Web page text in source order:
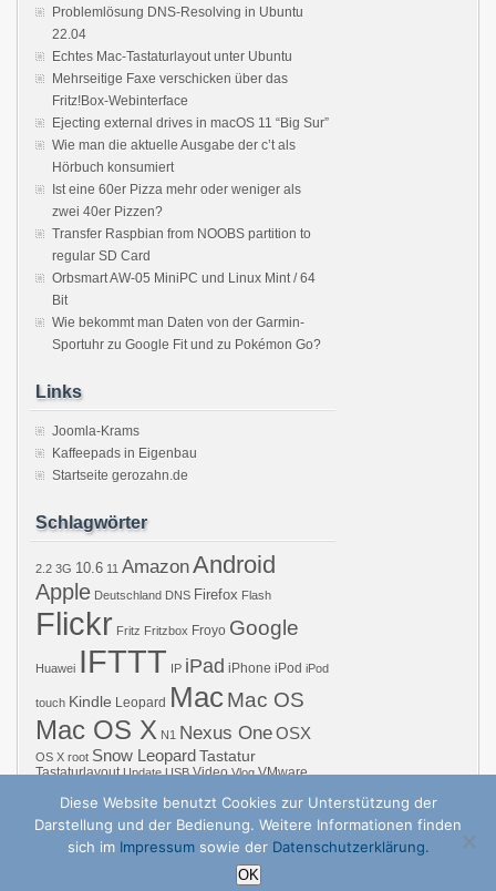
Problemlösung DNS-Resolving in Ubuntu
22.04
Echtes Mac-Tastaturlayout unter Ubuntu
Mehrseitige Faxe verschicken über das
Fritz!Box-Webinterface
Ejecting external drives in macOS 11 “Big Sur”
Wie man die aktuelle Ausgabe der c’t als
Hörbuch konsumiert
Ist eine 60er Pizza mehr oder weniger als
zwei 40er Pizzen?
Transfer Raspbian from NOOBS partition to
regular SD Card
Orbsmart AW-05 MiniPC und Linux Mint / 64
Bit
Wie bekommt man Daten von der Garmin-
Sportuhr zu Google Fit und zu Pokémon Go?
Links
Joomla-Krams
Kaffeepads in Eigenbau
Startseite gerozahn.de
Schlagwörter
2.2 3G 10.6 11 AmazonAndroid
Apple Deutschland DNS Firefox Flash
Flickr Fritz Fritzbox Froyo Google
Huawei IFTTT IP iPad iPhone iPod iPod
touch Kindle Leopard MacMac OS
Mac OS X N1 Nexus OneOSX
OS X root Snow LeopardTastatur
Tastaturlayout Update USB Video Vlog VMware
Windows
Copyright © 2026 GZB – Gero Zahns Blog – ger.oza.hn | Powered by
Diese Website benutzt Cookies zur Unterstützung der
Darstellung und der Bedienung. Weitere Informationen finden
sich im Impressumsowie der Datenschutzerklärung.
OK